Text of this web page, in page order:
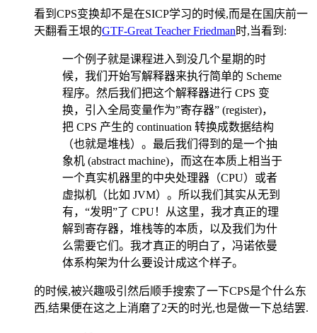
看到CPS变换却不是在SICP学习的时候,而是在国庆前一
天翻看王垠的GTF-Great Teacher Friedman时,当看到:
一个例子就是课程进入到没几个星期的时
候，我们开始写解释器来执行简单的 Scheme
程序。然后我们把这个解释器进行 CPS 变
换，引入全局变量作为”寄存器” (register)，
把 CPS 产生的 continuation 转换成数据结构
（也就是堆栈）。最后我们得到的是一个抽
象机 (abstract machine)，而这在本质上相当于
一个真实机器里的中央处理器（CPU）或者
虚拟机（比如 JVM）。所以我们其实从无到
有，“发明”了 CPU！从这里，我才真正的理
解到寄存器，堆栈等的本质，以及我们为什
么需要它们。我才真正的明白了，冯诺依曼
体系构架为什么要设计成这个样子。
的时候,被兴趣吸引然后顺手搜索了一下CPS是个什么东
西,结果便在这之上消磨了2天的时光,也是做一下总结罢.